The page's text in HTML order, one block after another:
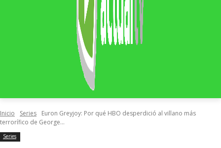
Inicio Series
Euron Greyjoy: Por qué HBO desperdició al villano más
terrorífico de George...
Series